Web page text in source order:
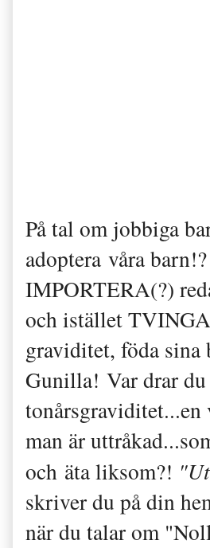
På tal om jobbiga
adoptera våra
IMPORTERA(?)
och istället
graviditet, föda sina
Gunilla! Var drar
man är
och äta liksom?!
skriver du på din
när du talar om